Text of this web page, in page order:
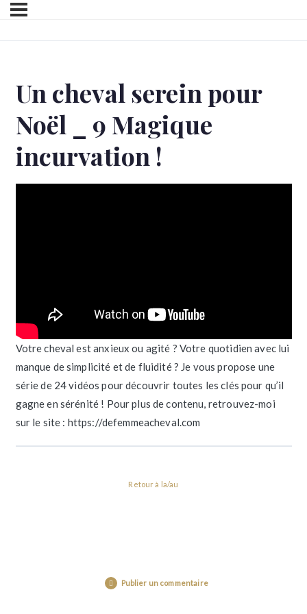
Un cheval serein pour
Noël _ 9 Magique
incurvation !
Votre cheval est anxieux ou agité ? Votre quotidien avec lui
manque de simplicité et de fluidité ? Je vous propose une
série de 24 vidéos pour découvrir toutes les clés pour qu’il
gagne en sérénité ! Pour plus de contenu, retrouvez-moi
sur le site : https://defemmeacheval.com
Retour à la/au
Publier un commentaire